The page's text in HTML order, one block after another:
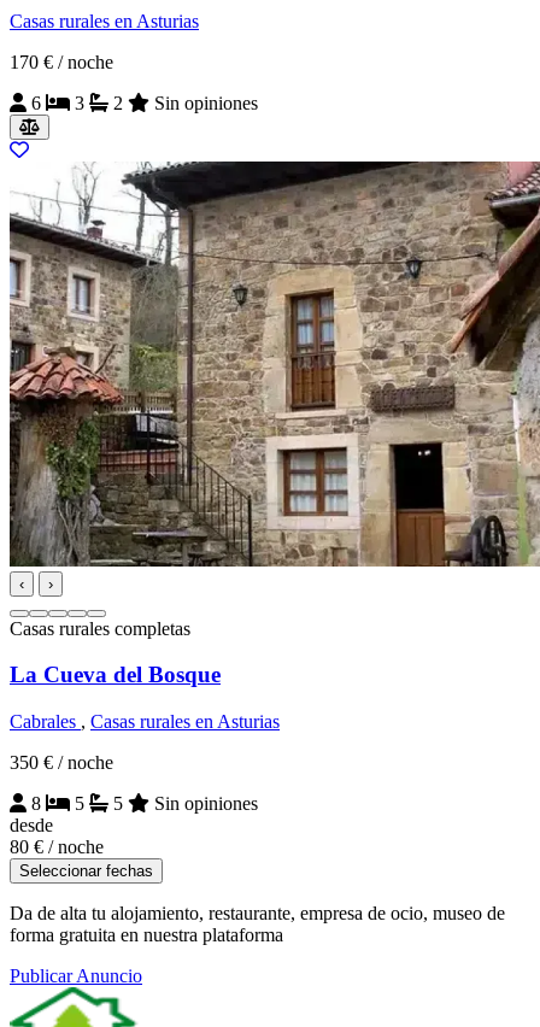
Casas rurales en Asturias
170 € / noche
6
3 2 Sin opiniones
‹ ›
Casas rurales completas
La Cueva del Bosque
Cabrales , Casas rurales en Asturias
350 € / noche
8
5 5
Sin opiniones
desde
80 € / noche
Seleccionar fechas
Da de alta tu alojamiento, restaurante, empresa de ocio, museo de
forma gratuita en nuestra plataforma
Publicar Anuncio